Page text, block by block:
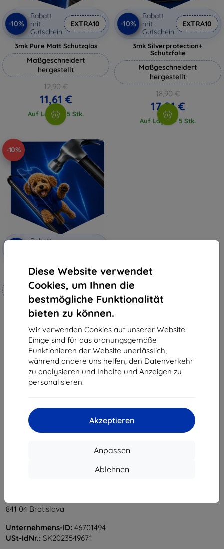
Diese Website verwendet
Cookies, um Ihnen die
bestmögliche Funktionalität
bieten zu können.
Wir verwenden Cookies auf unserer Website.
Einige sind für das ordnungsgemäße
Funktionieren der Website unerlässlich,
während andere uns helfen, den Datenverkehr
zu analysieren und Inhalte und Anzeigen zu
personalisieren.
Akzeptieren
Anpassen
Ablehnen
-10%
Rabatt
mit
Gutschein
EXTRA10
3mk Pure Matt Schutzglas
Maßgeschneidert
hergestellt
12,90 €
11,61 €
Auf Lager > 5 Stk.
-10%
Rabatt
mit
Gutschein
EXTRA10
3mk Silverprotection+
Schutzfolie
Maßgeschneidert
hergestellt
18,90 €
17,01 €
Auf Lager > 5 Stk.
-10%
Rabatt
3mk Hammer Schutzfolie
Maßgeschneidert
hergestellt
19,90 €
17,91 €
Auf Lager 4 Stk.
vom ganzen5.
«
841 04 Bratislava
Unternehmens-ID: 46701494
USt-IdNr.: SK2023549671